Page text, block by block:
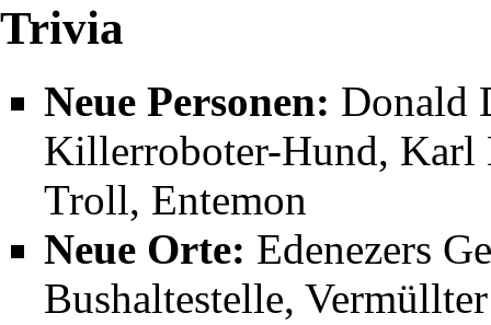
Trivia
Neue Personen: Donald
Killerroboter-Hund, Karl
Troll, Entemon
Neue Orte: Edenezers
Bushaltestelle,